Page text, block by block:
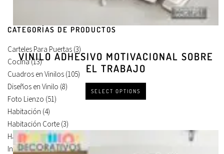
VINILO ADHESIVO MOTIVACIONAL SOBRE
EL TRABAJO
SELECT OPTIONS
CATEGORÍAS DE PRODUCTOS
Carteles Para Puertas (3)
Cocina (13)
Cuadros en Vinilos (105)
Diseños en Vinilo (8)
Foto Lienzo (51)
Habitación (4)
Habitación Corte (3)
Habitación Devastado(1)
Infantiles(75)